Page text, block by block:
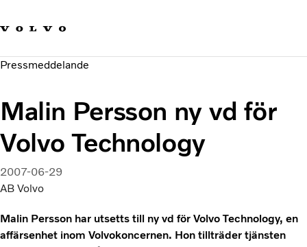
Hållbara transporter
Investerare
Pressmeddelande
Malin Persson ny vd för
Volvo Technology
2007-06-29
AB Volvo
Malin Persson har utsetts till ny vd för Volvo Technology, en
affärsenhet inom Volvokoncernen. Hon tillträder tjänsten